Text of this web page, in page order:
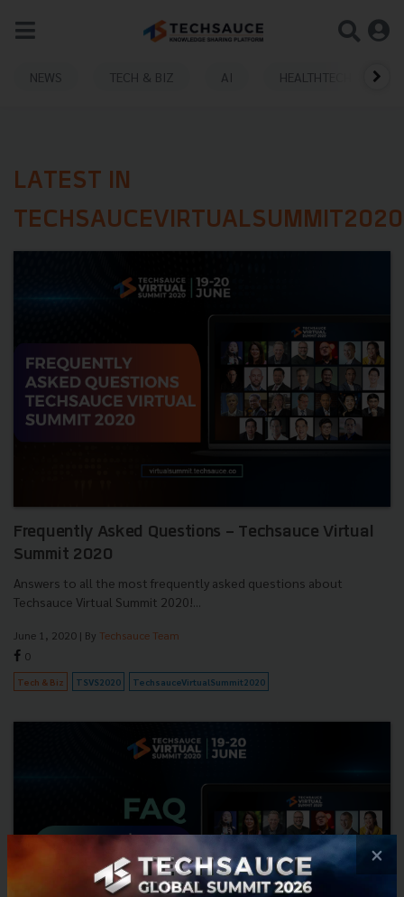
NEWS TECH & BIZ AI HEALTHTECH
LATEST IN
TECHSAUCEVIRTUALSUMMIT2020
Frequently Asked Questions - Techsauce Virtual
Summit 2020
Answers to all the most frequently asked questions about
Techsauce Virtual Summit 2020!...
June 1, 2020 | By Techsauce Team
0
Tech & Biz TSVS2020 TechsauceVirtualSummit2020
×